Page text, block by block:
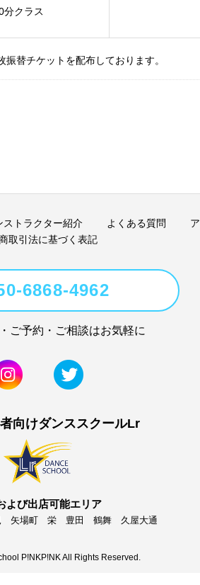
分クラス
替チケットを配布しております。
ストラクター紹介 よくある質問
取引法に基づく表記
6868-4962
ご予約・ご相談はお気軽に
向けダンススクールLr
よび出店可能エリア
矢場町 栄 豊田 鶴舞 久屋大通
P!NKP!NK All Rights Reserved.